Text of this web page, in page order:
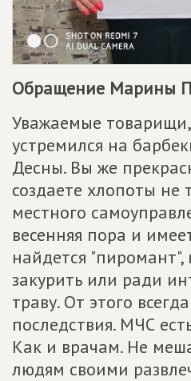
Обращение Марины
Уважаемые товарищи,
устремился на
Десны. Вы же
создаете хлопоты не
местного
весенняя пора и
найдется
закурить или ради
траву. От этого
последствия. МЧС
Как и врачам. Не
людям своими